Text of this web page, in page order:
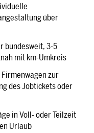
über
bundesweit, 3-5
mit km-Umkreis
Firmenwagen zur
des Jobtickets oder
in Voll- oder Teilzeit
Urlaub